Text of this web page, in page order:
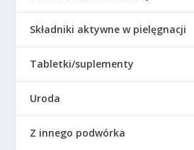
Składniki aktywne w pielęgnacji
Tabletki/suplementy
Uroda
Z innego podwórka